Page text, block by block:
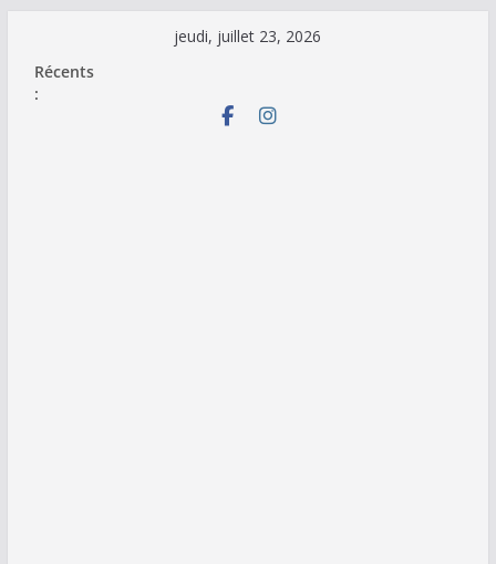
contenu
jeudi, juillet 23, 2026
Récents
: